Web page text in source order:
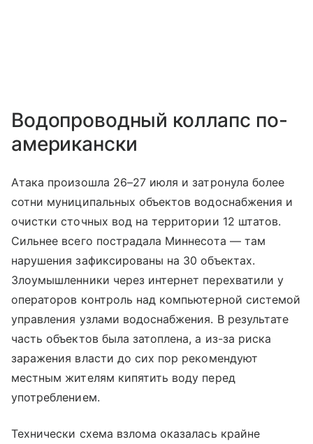
Водопроводный коллапс по-
американски
Атака произошла 26–27 июля и затронула более
сотни муниципальных объектов водоснабжения и
очистки сточных вод на территории 12 штатов.
Сильнее всего пострадала Миннесота — там
нарушения зафиксированы на 30 объектах.
Злоумышленники через интернет перехватили у
операторов контроль над компьютерной системой
управления узлами водоснабжения. В результате
часть объектов была затоплена, а из-за риска
заражения власти до сих пор рекомендуют
местным жителям кипятить воду перед
употреблением.
Технически схема взлома оказалась крайне